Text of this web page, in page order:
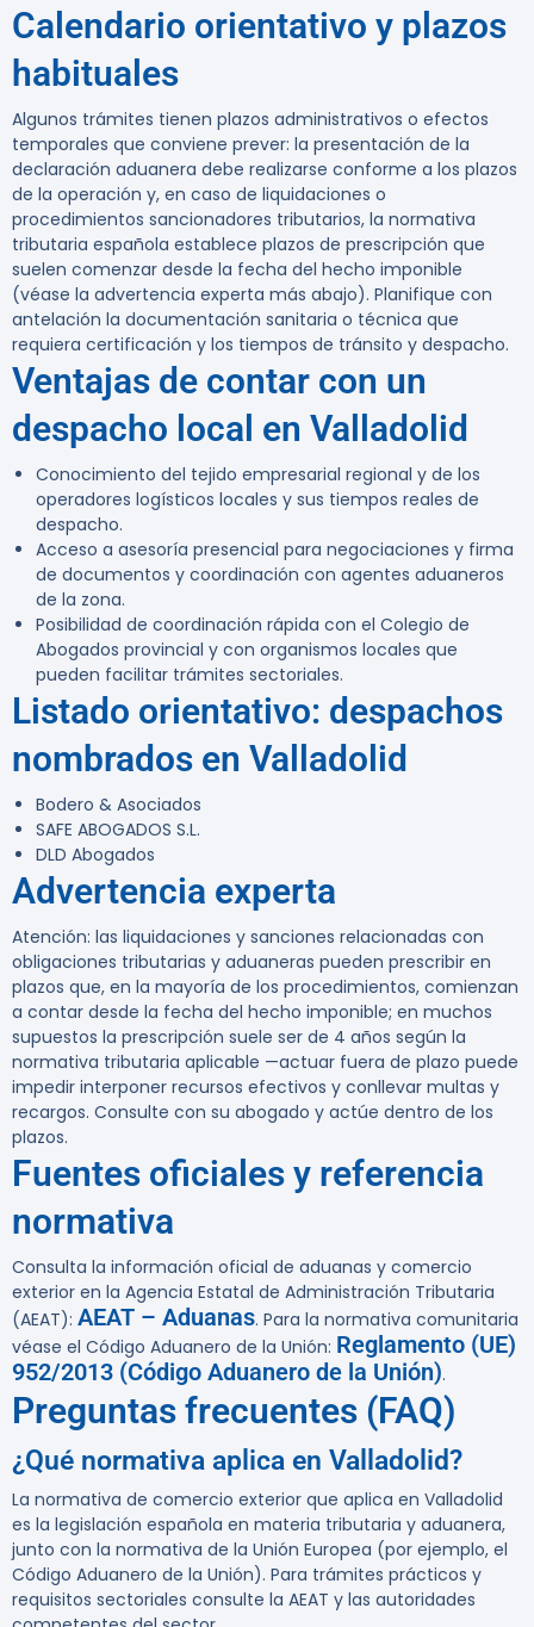
Calendario orientativo y plazos
habituales
Algunos trámites tienen plazos administrativos o efectos
temporales que conviene prever: la presentación de la
declaración aduanera debe realizarse conforme a los plazos
de la operación y, en caso de liquidaciones o
procedimientos sancionadores tributarios, la normativa
tributaria española establece plazos de prescripción que
suelen comenzar desde la fecha del hecho imponible
(véase la advertencia experta más abajo). Planifique con
antelación la documentación sanitaria o técnica que
requiera certificación y los tiempos de tránsito y despacho.
Ventajas de contar con un
despacho local en Valladolid
Conocimiento del tejido empresarial regional y de los
operadores logísticos locales y sus tiempos reales de
despacho.
Acceso a asesoría presencial para negociaciones y firma
de documentos y coordinación con agentes aduaneros
de la zona.
Posibilidad de coordinación rápida con el Colegio de
Abogados provincial y con organismos locales que
pueden facilitar trámites sectoriales.
Listado orientativo: despachos
nombrados en Valladolid
Bodero & Asociados
SAFE ABOGADOS S.L.
DLD Abogados
Advertencia experta
Atención: las liquidaciones y sanciones relacionadas con
obligaciones tributarias y aduaneras pueden prescribir en
plazos que, en la mayoría de los procedimientos, comienzan
a contar desde la fecha del hecho imponible; en muchos
supuestos la prescripción suele ser de 4 años según la
normativa tributaria aplicable —actuar fuera de plazo puede
impedir interponer recursos efectivos y conllevar multas y
recargos. Consulte con su abogado y actúe dentro de los
plazos.
Fuentes oficiales y referencia
normativa
Consulta la información oficial de aduanas y comercio
exterior en la Agencia Estatal de Administración Tributaria
(AEAT): AEAT – Aduanas. Para la normativa comunitaria
véase el Código Aduanero de la Unión: Reglamento (UE)
952/2013 (Código Aduanero de la Unión).
Preguntas frecuentes (FAQ)
¿Qué normativa aplica en Valladolid?
La normativa de comercio exterior que aplica en Valladolid
es la legislación española en materia tributaria y aduanera,
junto con la normativa de la Unión Europea (por ejemplo, el
Código Aduanero de la Unión). Para trámites prácticos y
requisitos sectoriales consulte la AEAT y las autoridades